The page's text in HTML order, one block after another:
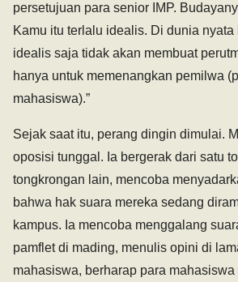
persetujuan para senior IMP.
Kamu itu terlalu idealis. Di dunia
idealis saja tidak akan membuat
hanya untuk memenangkan pemilwa
mahasiswa).”
Sejak saat itu, perang dingin dimulai.
oposisi tunggal. Ia bergerak dari satu
tongkrongan lain, mencoba
bahwa hak suara mereka sedang
kampus. Ia mencoba menggalang
pamflet di mading, menulis opini di
mahasiswa, berharap para